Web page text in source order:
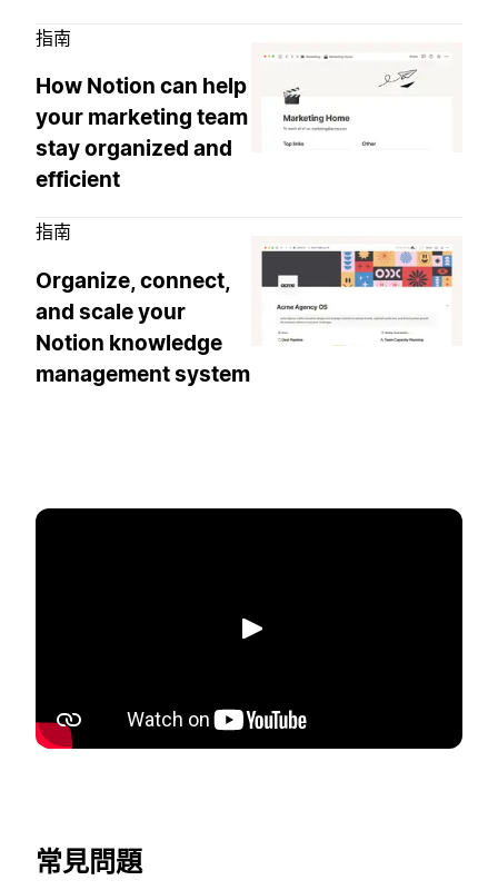
指南
How Notion can help
your marketing team
stay organized and
efficient
指南
Organize, connect,
and scale your
Notion knowledge
management system
播放
常見問題